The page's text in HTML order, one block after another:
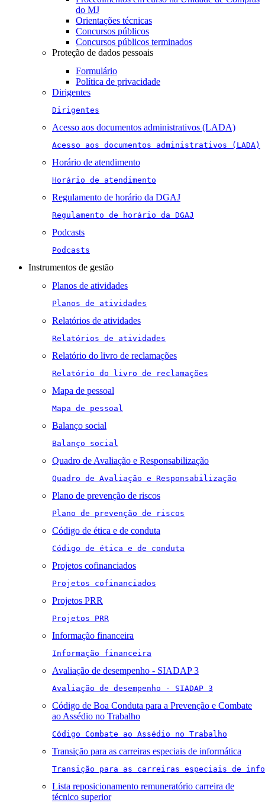
do MJ
Orientações técnicas
Concursos públicos
Concursos públicos terminados
Proteção de dados pessoais
Formulário
Política de privacidade
Dirigentes
Dirigentes
Acesso aos documentos administrativos (LADA)
Acesso aos documentos administrativos (LADA)
Horário de atendimento
Horário de atendimento
Regulamento de horário da DGAJ
Regulamento de horário da DGAJ
Podcasts
Podcasts
Instrumentos de gestão
Planos de atividades
Planos de atividades
Relatórios de atividades
Relatórios de atividades
Relatório do livro de reclamações
Relatório do livro de reclamações
Mapa de pessoal
Mapa de pessoal
Balanço social
Balanço social
Quadro de Avaliação e Responsabilização
Quadro de Avaliação e Responsabilização
Plano de prevenção de riscos
Plano de prevenção de riscos
Código de ética e de conduta
Código de ética e de conduta
Projetos cofinanciados
Projetos cofinanciados
Projetos PRR
Projetos PRR
Informação financeira
Informação financeira
Avaliação de desempenho - SIADAP 3
Avaliação de desempenho - SIADAP 3
Código de Boa Conduta para a Prevenção e Combate
ao Assédio no Trabalho
Código Combate ao Assédio no Trabalho
Transição para as carreiras especiais de informática
Transição para as carreiras especiais de
Lista reposicionamento remuneratório carreira de
técnico superior